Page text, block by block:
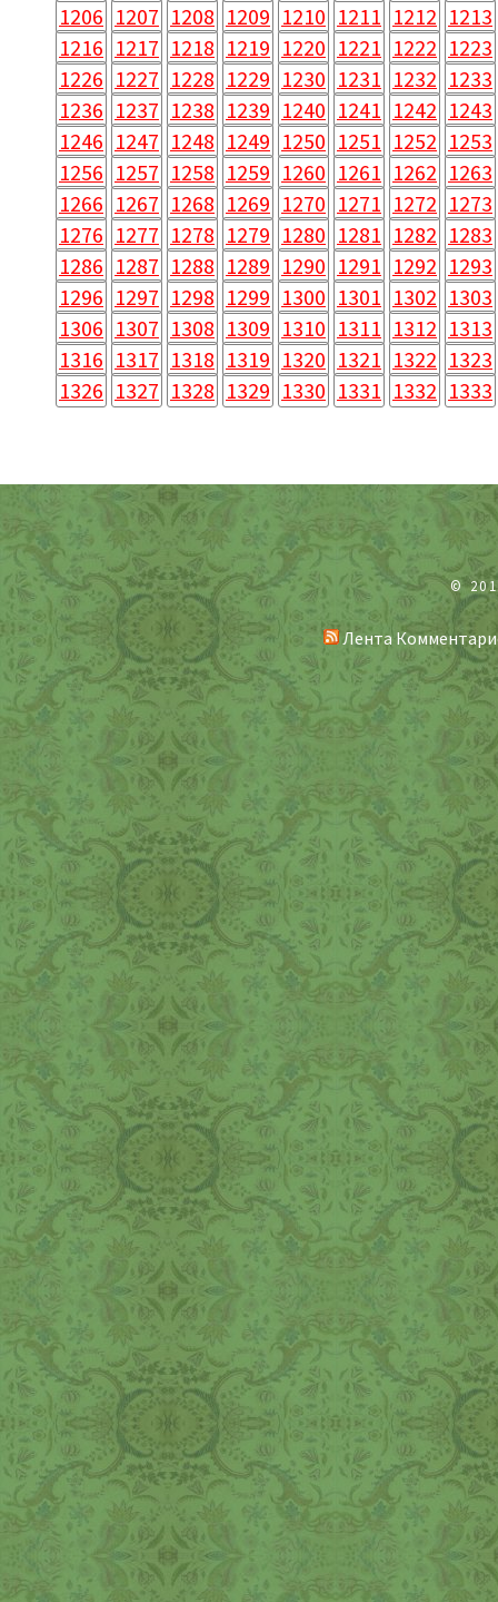
1206 1207 1208 1209 1210 1211 1212 1213
1216 1217 1218 1219 1220 1221 1222 1223
1226 1227 1228 1229 1230 1231 1232 1233
1236 1237 1238 1239 1240 1241 1242 1243
1246 1247 1248 1249 1250 1251 1252 1253
1256 1257 1258 1259 1260 1261 1262 1263
1266 1267 1268 1269 1270 1271 1272 1273
1276 1277 1278 1279 1280 1281 1282 1283
1286 1287 1288 1289 1290 1291 1292 1293
1296 1297 1298 1299 1300 1301 1302 1303
1306 1307 1308 1309 1310 1311 1312 1313
1316 1317 1318 1319 1320 1321 1322 1323
1326 1327 1328 1329 1330 1331 1332 1333
©
Лента